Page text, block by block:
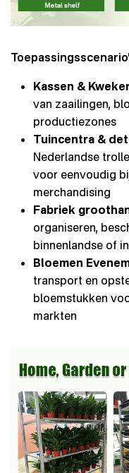
Kassen &
van zaailingen,
productiezones
Tuincentra &
Nederlandse
voor eenvoudig
merchandising
Fabriek
organiseren,
binnenlandse of
Bloemen
transport en
bloemstukken
markten